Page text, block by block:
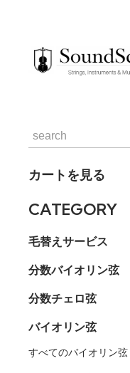
カートを見る
CATEGORY
毛替えサービス
分数バイオリン弦
分数チェロ弦
バイオリン弦
すべてのバイオリン弦